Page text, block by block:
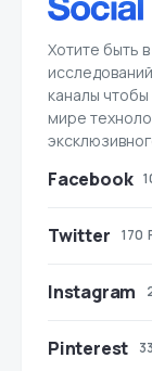
Хотите быть
каналы
мире
Facebook
Twitter 170
Instagram
Pinterest 33